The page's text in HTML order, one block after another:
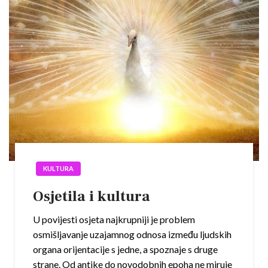
KULTURA
Osjetila i kultura
U povijesti osjeta najkrupniji je problem
osmišljavanje uzajamnog odnosa između ljudskih
organa orijentacije s jedne, a spoznaje s druge
strane. Od antike do novodobnih epoha ne miruje